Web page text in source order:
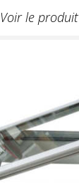
Voir le produit